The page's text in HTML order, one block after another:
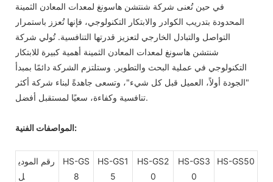
في حين تُعنى شركة شنتشن هاسونغ لمعدات المعادن الثمينة
المحدودة بتدريب الكوادر والابتكار التكنولوجي، فإنها تُعزز باستمرار
التواصل والتبادل الخارجي لتعزيز قدرتها التنافسية. تُولي شركة
شنتشن هاسونغ لمعدات المعادن الثمينة أهمية كبيرة للابتكار
التكنولوجي في عملية البحث والتطوير. وستلتزم الشركة دائمًا بمبدأ
"الجودة أولاً، العميل قبل كل شيء"، وتسعى جاهدةً لبناء شركة أكثر
تنافسية وكفاءة، سعيًا لمستقبل أفضل.
المواصفات الفنية:
رقم المودي
ل
HS-GS
8
HS-GS1
5
HS-GS2
0
HS-GS3
0
HS-GS50